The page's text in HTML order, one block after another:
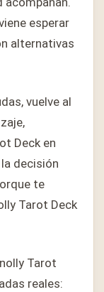
esperar
alternativas
vuelve al
Deck en
decisión
te
Tarot Deck
Tarot
reales: